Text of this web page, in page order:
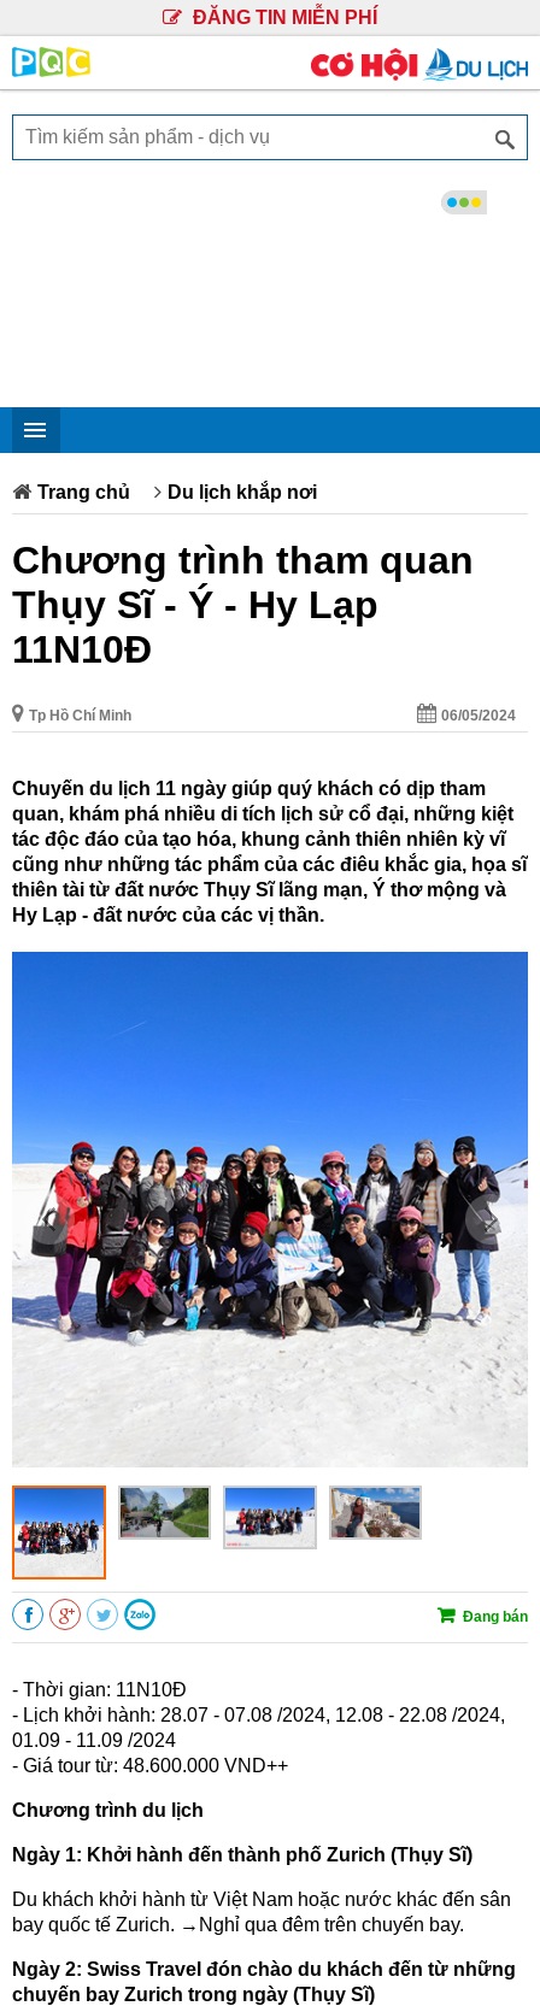
ĐĂNG TIN MIỄN PHÍ
Trang chủ Du lịch khắp nơi
Chương trình tham quan
Thụy Sĩ - Ý - Hy Lạp
11N10Đ
Tp Hồ Chí Minh 06/05/2024
Chuyến du lịch 11 ngày giúp quý khách có dịp tham
quan, khám phá nhiều di tích lịch sử cổ đại, những kiệt
tác độc đáo của tạo hóa, khung cảnh thiên nhiên kỳ vĩ
cũng như những tác phẩm của các điêu khắc gia, họa sĩ
thiên tài từ đất nước Thụy Sĩ lãng mạn, Ý thơ mộng và
Hy Lạp - đất nước của các vị thần.
Đang bán
- Thời gian: 11N10Đ
- Lịch khởi hành: 28.07 - 07.08 /2024, 12.08 - 22.08 /2024,
01.09 - 11.09 /2024
- Giá tour từ: 48.600.000 VND++
Chương trình du lịch
Ngày 1: Khởi hành đến thành phố Zurich (Thụy Sĩ)
Du khách khởi hành từ Việt Nam hoặc nước khác đến sân
bay quốc tế Zurich. →Nghỉ qua đêm trên chuyến bay.
Ngày 2: Swiss Travel đón chào du khách đến từ những
chuyến bay Zurich trong ngày (Thụy Sĩ)